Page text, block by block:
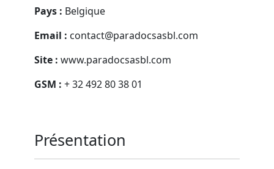
Pays : Belgique
Email : contact@paradocsasbl.com
Site : www.paradocsasbl.com
GSM : + 32 492 80 38 01
Présentation